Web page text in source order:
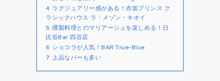
4 ラグジュアリー感がある！赤坂プリンス ク
ラシックハウス ラ・メゾン・キオイ
5 燻製料理とのマリアージュを楽しめる！日
比谷Bar 四谷店
6 ショコラが人気！BAR True-Blue
7 上品なバーも多い